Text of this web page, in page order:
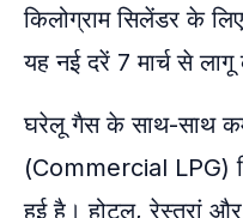
किलोग्राम सिलेंडर के
यह नई दरें 7 मार्च से
घरेलू गैस के साथ-साथ
(Commercial LPG)
हुई है। होटल, रेस्तरां और